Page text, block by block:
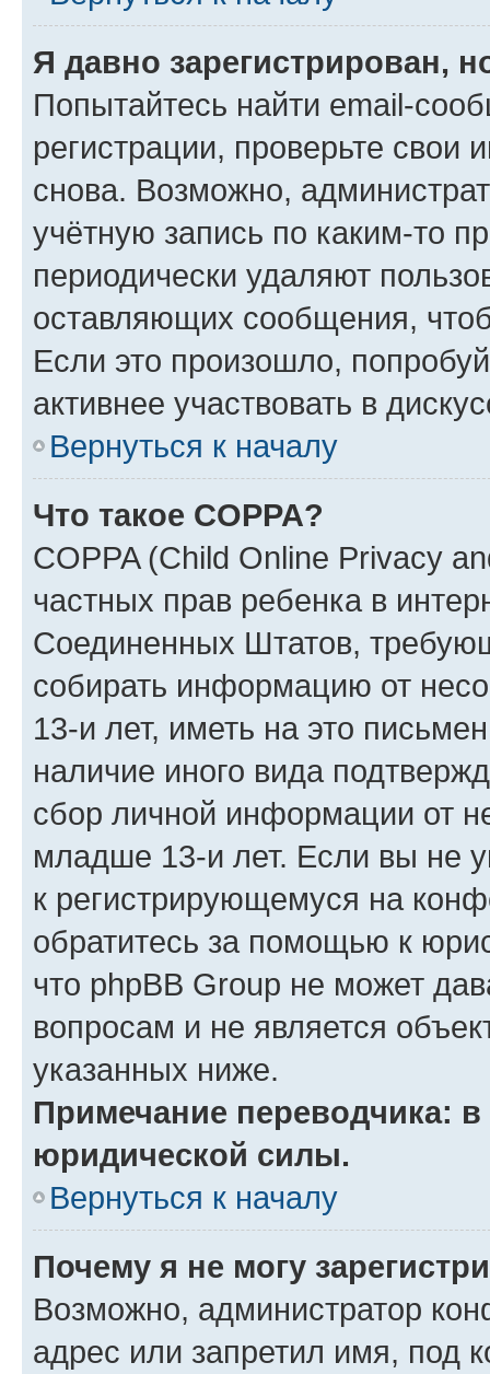
Я давно зарегистрирован,
Попытайтесь найти email-
регистрации, проверьте свои
снова. Возможно,
учётную запись по каким-то
периодически удаляют
оставляющих сообщения,
Если это произошло,
активнее участвовать в
Вернуться к началу
Что такое COPPA?
COPPA (Child Online Privacy
частных прав ребенка в
Соединенных Штатов,
собирать информацию от
13-и лет, иметь на это
наличие иного вида
сбор личной информации от
младше 13-и лет. Если вы не
к регистрирующемуся на
обратитесь за помощью к
что phpBB Group не может
вопросам и не является
указанных ниже.
Примечание переводчика:
юридической силы.
Вернуться к началу
Почему я не могу
Возможно, администратор
адрес или запретил имя, под